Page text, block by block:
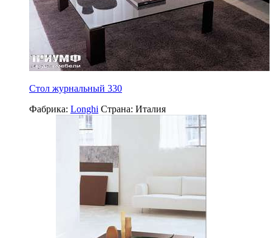
Стол журнальный 330
Фабрика: Longhi Страна: Италия